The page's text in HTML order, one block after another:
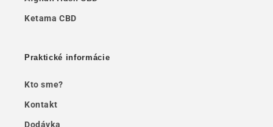
Ketama CBD
Praktické informácie
Kto sme?
Kontakt
Dodávka